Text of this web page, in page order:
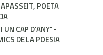
POETA
UN CAP D'ANY" -
DE LA POESIA